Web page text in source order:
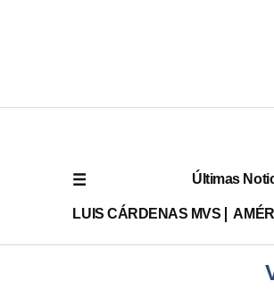
Últimas
LUIS CÁRDENAS MVS